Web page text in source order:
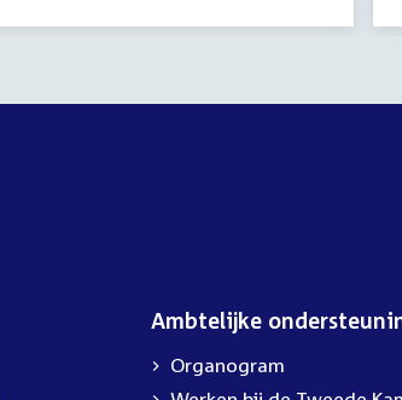
Ambtelijke
Organogram